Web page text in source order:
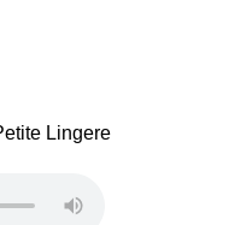
Lingere